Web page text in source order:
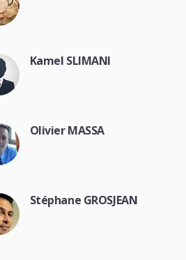
Kamel SLIMANI
Olivier MASSA
Stéphane GROSJEAN